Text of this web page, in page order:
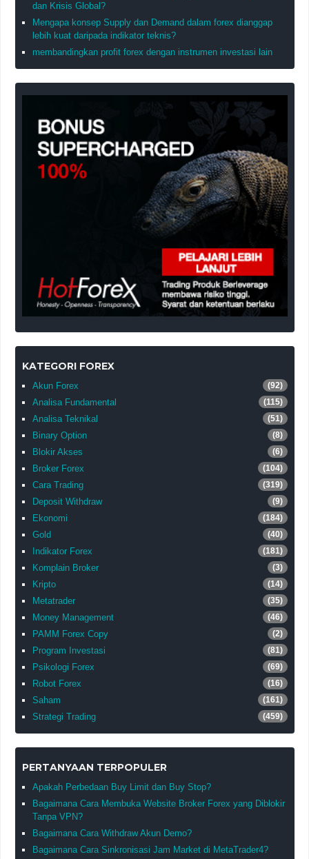
dan Krisis Global?
Mengapa konsep Supply dan Demand dalam forex dianggap
lebih kuat daripada indikator teknis?
membandingkan profit forex dengan instrumen investasi lain
KATEGORI FOREX
Akun Forex (92)
Analisa Fundamental (115)
Analisa Teknikal (51)
Binary Option (8)
Blokir Akses (6)
Broker Forex (104)
Cara Trading (319)
Deposit Withdraw (9)
Ekonomi (184)
Gold (40)
Indikator Forex (181)
Komplain Broker (3)
Kripto (14)
Metatrader (35)
Money Management (46)
PAMM Forex Copy (2)
Program Investasi (81)
Psikologi Forex (69)
Robot Forex (16)
Saham (161)
Strategi Trading (459)
PERTANYAAN TERPOPULER
Apakah Perbedaan Buy Limit dan Buy Stop?
Bagaimana Cara Membuka Website Broker Forex yang Diblokir
Tanpa VPN?
Bagaimana Cara Withdraw Akun Demo?
Bagaimana Cara Sinkronisasi Jam Market di MetaTrader4?